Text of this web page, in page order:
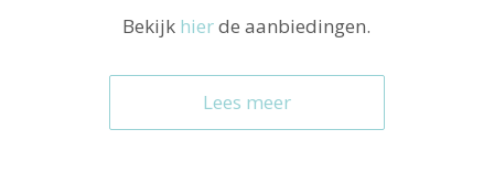
Bekijk hierde aanbiedingen.
Lees meer